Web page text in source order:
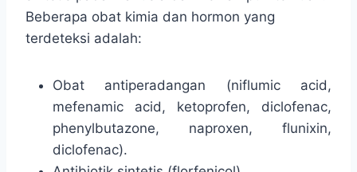
Beberapa obat kimia dan hormon yang
terdeteksi adalah:
Obat antiperadangan (niflumic acid,
mefenamic acid, ketoprofen, diclofenac,
phenylbutazone, naproxen, flunixin,
diclofenac).